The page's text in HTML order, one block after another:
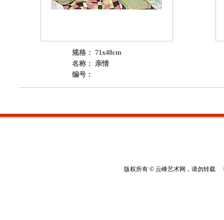
规格： 71x48cm
名称： 亲情
编号：
版权所有 © 云峰艺术网，请勿转载